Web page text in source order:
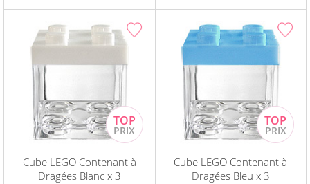
Cube LEGO Contenant à
Dragées Blanc x 3
Cube LEGO Contenant à
Dragées Bleu x 3